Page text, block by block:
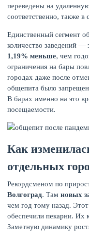
переведены на
соответственно, также в
Единственный сегмент
количество заведений —
1,19% меньше, чем
ограничения на бары
городах даже после
общепита было
В барах именно на это
посещаемости.
Как
отдельных
Рекордсменом по
Волгоград. Там новых
чем год тому назад.
обеспечили пекарни. Их
Заметную динамику